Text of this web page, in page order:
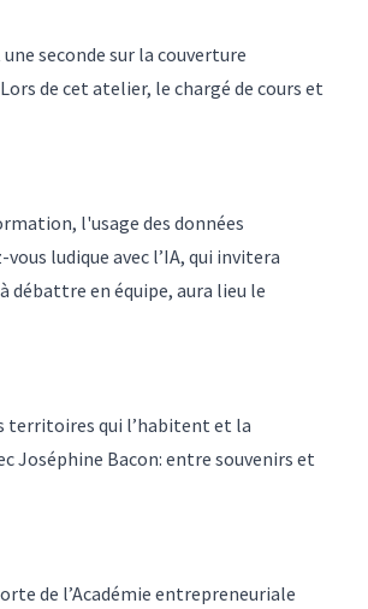
seconde sur la couverture
de cet atelier, le chargé de cours et
l'usage des données
ludique avec l’IA, qui invitera
en équipe, aura lieu le
territoires qui l’habitent et la
Joséphine Bacon: entre souvenirs et
de l’Académie entrepreneuriale